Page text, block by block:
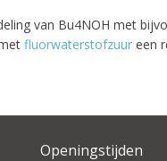
van Bu4NOH met
fluorwaterstofzuur een
Openingstijden